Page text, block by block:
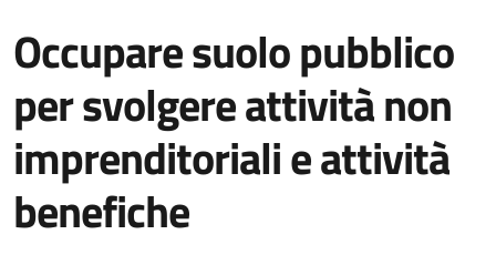
Occupare suolo pubblico
per svolgere attività non
imprenditoriali e attività
benefiche